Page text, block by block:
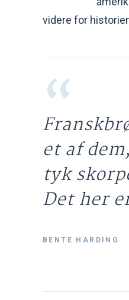
videre for
et af
tyk
Det her
BENTE HARDING